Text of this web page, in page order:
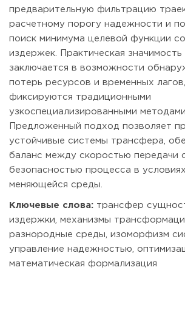
предварительную фильтрацию
расчетному порогу надежности и
поиск минимума целевой функции
издержек. Практическая значимость
заключается в возможности
потерь ресурсов и временных
фиксируются традиционными
узкоспециализированными методами
Предложенный подход позволяет
устойчивые системы трансфера,
баланс между скоростью передачи
безопасностью процесса в
меняющейся среды.
Ключевые слова: трансфер
издержки, механизмы
разнородные среды, изоморфизм
управление надежностью,
математическая формализация